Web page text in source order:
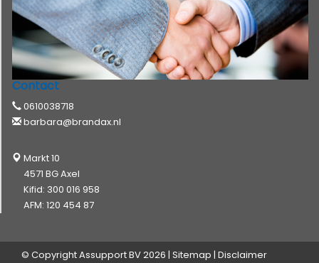
Contact
0610038718
barbara@brandax.nl
Markt 10
4571 BG Axel
Kifid: 300 016 958
AFM: 120 454 87
© CopyrightAssupport BV2026 | Sitemap | Disclaimer